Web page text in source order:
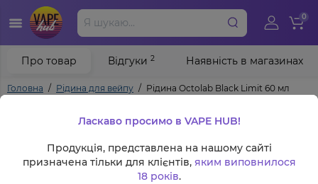
0
Головна Рідина для вейпу Рідина Octolab Black Limit 60 мл
Про товар Відгуки 2 Наявність в магазинах
Ласкаво просимо в VAPE HUB!
Продукція, представлена на нашому сайті
призначена тільки для клієнтів, яким виповнилося
18 років.